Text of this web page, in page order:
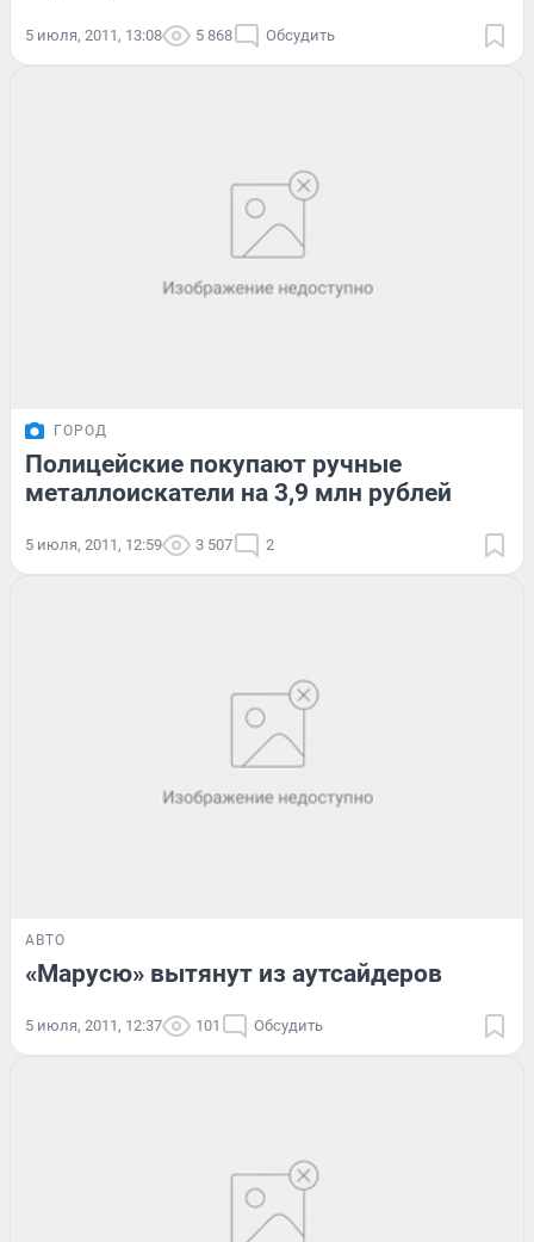
5 июля, 2011, 13:08 5 868 Обсудить
ГОРОД
Полицейские покупают ручные
металлоискатели на 3,9 млн рублей
5 июля, 2011, 12:59 3 507 2
АВТО
«Марусю» вытянут из аутсайдеров
5 июля, 2011, 12:37 101 Обсудить